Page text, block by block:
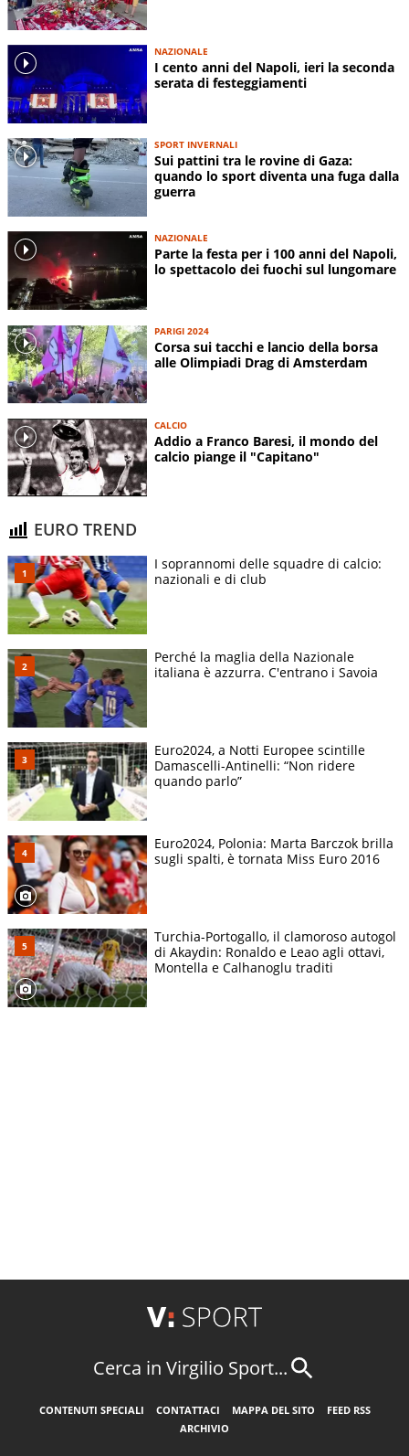
NAZIONALE
I cento anni del Napoli, ieri la seconda
serata di festeggiamenti
SPORT INVERNALI
Sui pattini tra le rovine di Gaza:
quando lo sport diventa una fuga dalla
guerra
NAZIONALE
Parte la festa per i 100 anni del Napoli,
lo spettacolo dei fuochi sul lungomare
PARIGI 2024
Corsa sui tacchi e lancio della borsa
alle Olimpiadi Drag di Amsterdam
CALCIO
Addio a Franco Baresi, il mondo del
calcio piange il "Capitano"
EURO TREND
I soprannomi delle squadre di calcio:
nazionali e di club
Perché la maglia della Nazionale
italiana è azzurra. C'entrano i Savoia
Euro2024, a Notti Europee scintille
Damascelli-Antinelli: “Non ridere
quando parlo”
Euro2024, Polonia: Marta Barczok brilla
sugli spalti, è tornata Miss Euro 2016
Turchia-Portogallo, il clamoroso autogol
di Akaydin: Ronaldo e Leao agli ottavi,
Montella e Calhanoglu traditi
Cerca in Virgilio Sport...
CONTENUTI SPECIALI CONTATTACI MAPPA DEL SITO
FEED RSS
ARCHIVIO